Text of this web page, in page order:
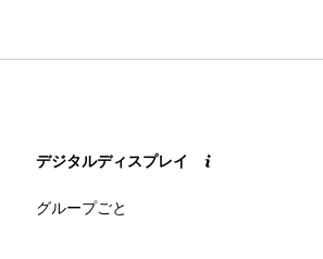
デジタルディスプレイ
グループごと